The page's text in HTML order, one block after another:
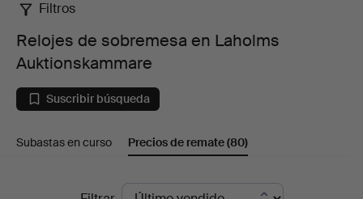
Relojes
de
sobremesa
en
Filtros
Relojes de sobremesa en Laholms
Auktionskammare
Suscribir búsqueda
Subastas en curso Precios de remate(80)